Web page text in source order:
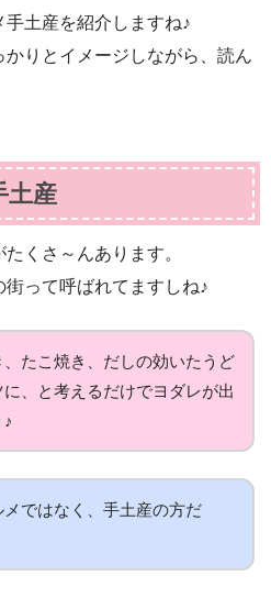
土産を紹介しますね♪
りとイメージしながら、読ん
土産
くさ～んあります。
って呼ばれてますしね♪
、たこ焼き、だしの効いたうど
に、と考えるだけでヨダレが出
ではなく、手土産の方だ